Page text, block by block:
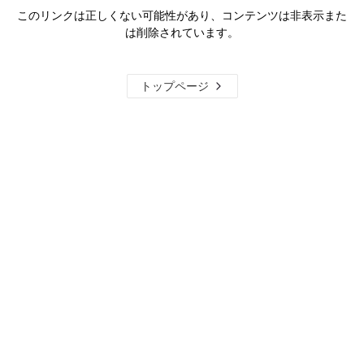
このリンクは正しくない可能性があり、コンテンツは非表示また
は削除されています。
トップページ